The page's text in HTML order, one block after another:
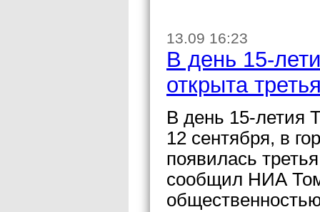
13.09 16:23
В день 15-
открыта
В день 15-летия
12 сентября, в
появилась
сообщил НИА